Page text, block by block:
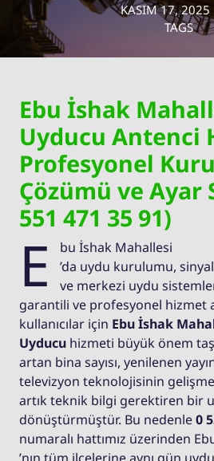
KASIM 17, 2025
TAGS
Ebu İshak
Uyducu Antenci
Profesyonel
Çözümü ve Ayar
551 471 35 91)
E
bu İshak Mahallesi
’da uydu kurulumu,
ve merkezi uydu
garantili ve profesyonel hizmet
kullanıcılar için Ebu İshak
Uyducu hizmeti büyük önem
artan bina sayısı, yenilenen
televizyon teknolojisinin
artık teknik bilgi gerektiren bir
dönüştürmüştür. Bu nedenle0
numaralı hattımız üzerinden